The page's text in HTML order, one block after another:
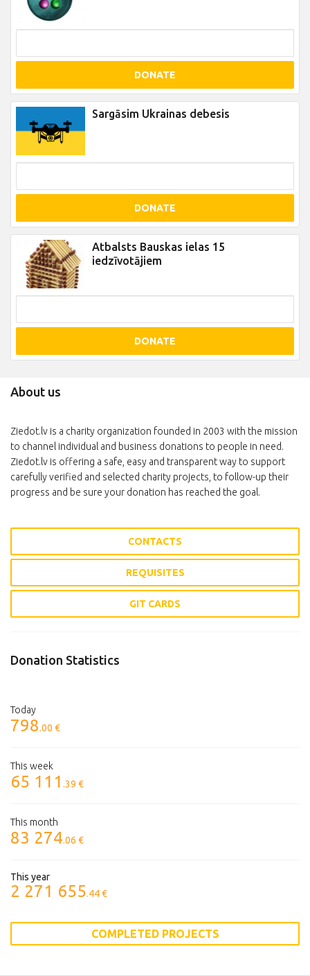
DONATE
Sargāsim Ukrainas debesis
DONATE
Atbalsts Bauskas ielas 15
iedzīvotājiem
DONATE
About us
Ziedot.lv is a charity organization founded in 2003 with the mission
to channel individual and business donations to people in need.
Ziedot.lv is offering a safe, easy and transparent way to support
carefully verified and selected charity projects, to follow-up their
progress and be sure your donation has reached the goal.
CONTACTS
REQUISITES
GIT CARDS
Donation Statistics
Today
798.00 €
This week
65 111 .39 €
This month
83 274.06 €
This year
2 271 655.44 €
COMPLETED PROJECTS